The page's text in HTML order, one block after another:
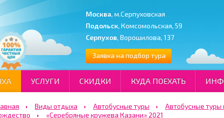
Москва, м.Серпуховская
Подольск, Комсомольская, 59
Серпухов, Ворошилова, 137
Заявка на подбор тура
УСЛУГИ СКИДКИ КУДА ПОЕХАТЬ
Виды отдыха Автобусные туры
Автобусные туры
«Серебряные кружева Казани» 2021